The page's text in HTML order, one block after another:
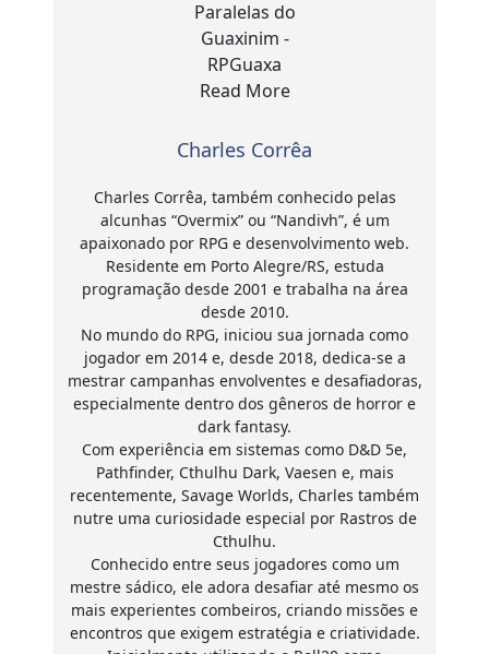
Charles Corrêa
Charles Corrêa, também conhecido pelas
alcunhas “Overmix” ou “Nandivh”, é um
apaixonado por RPG e desenvolvimento web.
Residente em Porto Alegre/RS, estuda
programação desde 2001 e trabalha na área
desde 2010.
No mundo do RPG, iniciou sua jornada como
jogador em 2014 e, desde 2018, dedica-se a
mestrar campanhas envolventes e desafiadoras,
especialmente dentro dos gêneros de horror e
dark fantasy.
Com experiência em sistemas como D&D 5e,
Pathfinder, Cthulhu Dark, Vaesen e, mais
recentemente, Savage Worlds, Charles também
nutre uma curiosidade especial por Rastros de
Cthulhu.
Conhecido entre seus jogadores como um
mestre sádico, ele adora desafiar até mesmo os
mais experientes combeiros, criando missões e
encontros que exigem estratégia e criatividade.